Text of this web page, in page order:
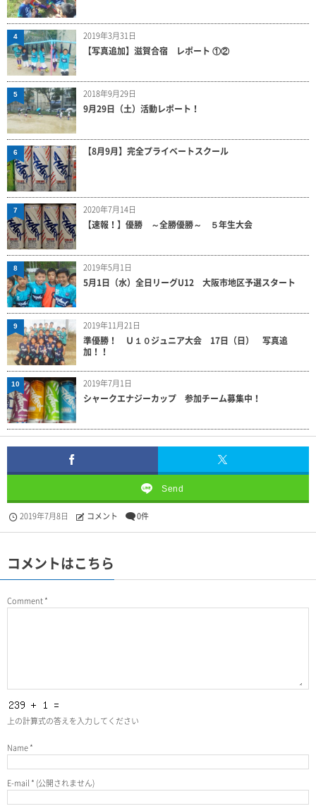
2019年3月31日
【写真追加】滋賀合宿 レポート ①②
4
2018年9月29日
9月29日（土）活動レポート！
5
【8月9月】完全プライベートスクール
6
2020年7月14日
【速報！】優勝 ～全勝優勝～ ５年生大会
7
2019年5月1日
5月1日（水）全日リーグU12 大阪市地区予選スタート
8
2019年11月21日
準優勝！ Ｕ１０ジュニア大会 17日（日） 写真追
加！！
9
2019年7月1日
シャークエナジーカップ 参加チーム募集中！
10
Send
2019年7月8日 コメント 0件
コメントはこちら
Comment*
上の計算式の答えを入力してください
Name*
E-mail * (公開されません)